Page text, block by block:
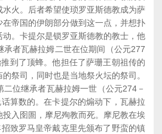
火。后者希望使琐罗亚斯德教成为萨
帝国的伊朗部分做到这一点，并想扑
动。卡提尔是锁罗亚斯德教的教士，他
承者瓦赫拉姆二世在位期间（公元277
到了顶蜂。他担任了萨珊王朝祖传的
祭司，同时也是当地祭火坛的祭司。
位继承者瓦赫拉姆一世（公元274－
算数的。在卡提尔的煽动下，瓦赫拉
入囹圄，摩尼殉教而死。摩尼教在埃
致罗马皇帝戴克里先颁布了野蛮的镇